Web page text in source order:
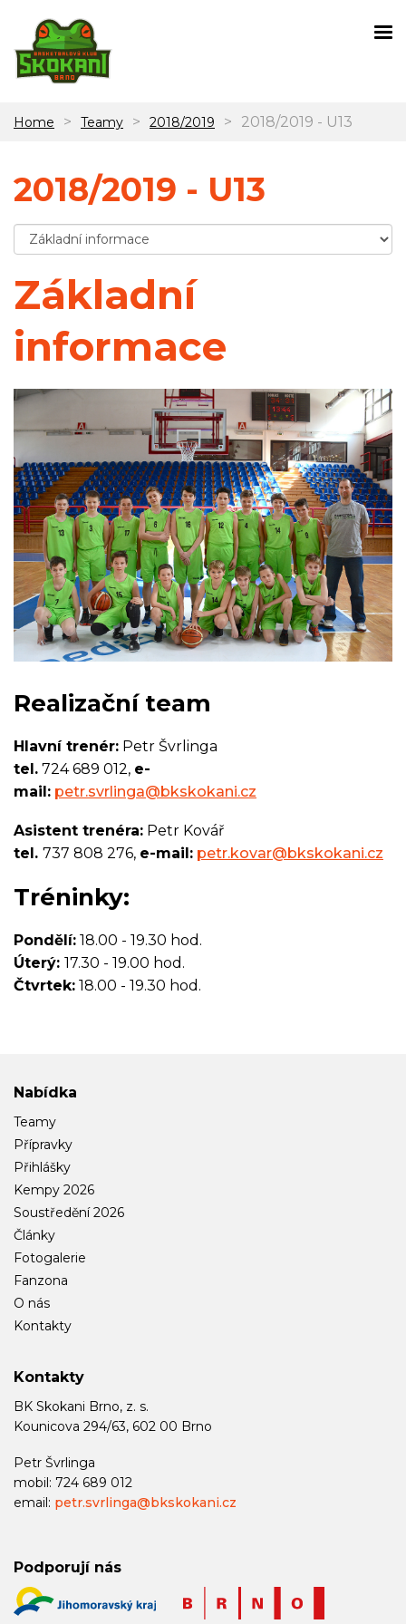
Home > Teamy > 2018/2019 > 2018/2019 - U13
2018/2019 - U13
Základní
informace
Realizační team
Hlavní trenér: Petr Švrlinga
tel. 724 689 012, e-
mail: petr.svrlinga@bkskokani.cz
Asistent trenéra: Petr Kovář
tel. 737 808 276, e-mail: petr.kovar@bkskokani.cz
Tréninky:
Pondělí: 18.00 - 19.30 hod.
Úterý: 17.30 - 19.00 hod.
Čtvrtek: 18.00 - 19.30 hod.
Nabídka
Teamy
Přípravky
Přihlášky
Kempy 2026
Soustředění 2026
Články
Fotogalerie
Fanzona
O nás
Kontakty
Kontakty
BK Skokani Brno, z. s.
Kounicova 294/63, 602 00 Brno
Petr Švrlinga
mobil: 724 689 012
email: petr.svrlinga@bkskokani.cz
Podporují nás